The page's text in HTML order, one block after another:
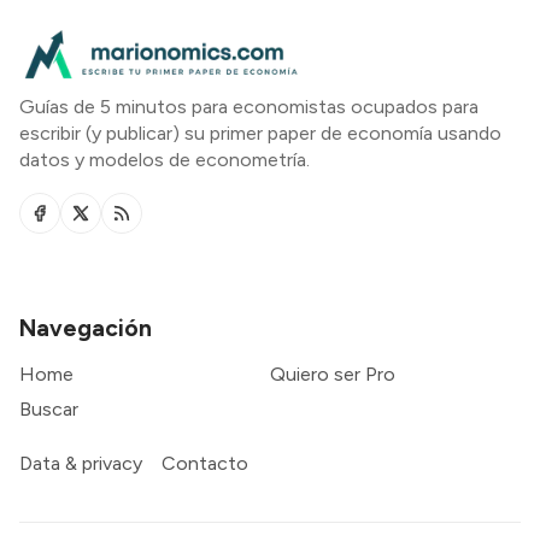
Guías de 5 minutos para economistas ocupados para
escribir (y publicar) su primer paper de economía usando
datos y modelos de econometría.
Navegación
Home
Quiero ser Pro
Buscar
Data & privacy Contacto